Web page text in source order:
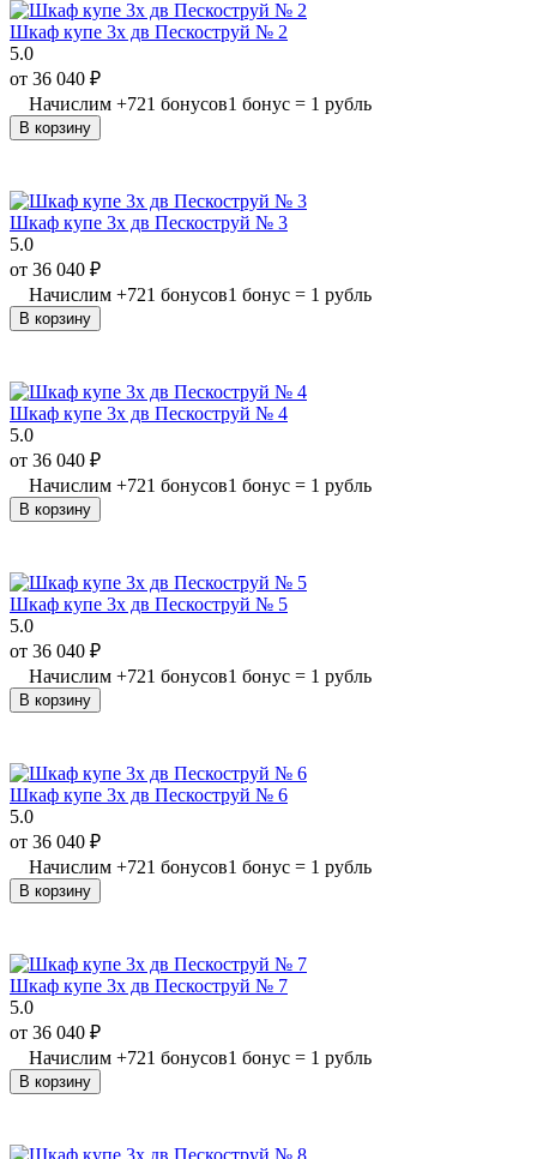
Шкаф купе 3х дв Пескоструй № 2
5.0
от 36 040 ₽
Начислим +721 бонусов1 бонус = 1 рубль
В корзину
Шкаф купе 3х дв Пескоструй № 3
5.0
от 36 040 ₽
Начислим +721 бонусов1 бонус = 1 рубль
В корзину
Шкаф купе 3х дв Пескоструй № 4
5.0
от 36 040 ₽
Начислим +721 бонусов1 бонус = 1 рубль
В корзину
Шкаф купе 3х дв Пескоструй № 5
5.0
от 36 040 ₽
Начислим +721 бонусов1 бонус = 1 рубль
В корзину
Шкаф купе 3х дв Пескоструй № 6
5.0
от 36 040 ₽
Начислим +721 бонусов1 бонус = 1 рубль
В корзину
Шкаф купе 3х дв Пескоструй № 7
5.0
от 36 040 ₽
Начислим +721 бонусов1 бонус = 1 рубль
В корзину